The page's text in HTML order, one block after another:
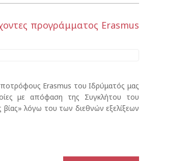
προγράμματος Erasmus
Εrasmus του Ιδρύματός μας
με απόφαση της Συγκλήτου του
λόγω του των διεθνών εξελίξεων